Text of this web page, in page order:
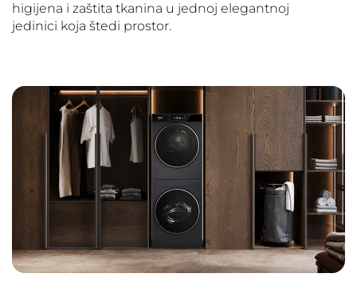
higijena i zaštita tkanina u jednoj elegantnoj
jedinici koja štedi prostor.